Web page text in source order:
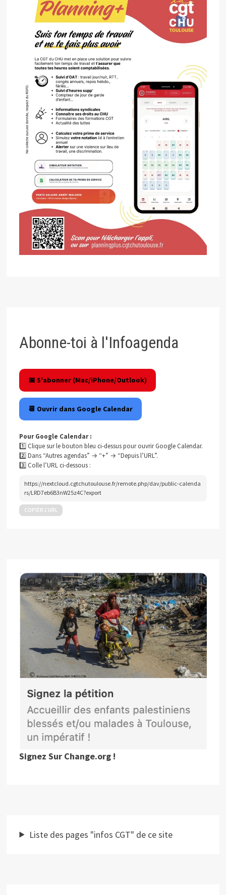
Abonne-toi à l'Infoagenda
📅 S'abonner (Mac/iPhone/Outlook)
📆 Ouvrir dans Google Calendar
Pour Google Calendar :
1️⃣ Clique sur le bouton bleu ci-dessus pour ouvrir Google Calendar.
2️⃣ Dans “Autres agendas” → “+” → “Depuis l’URL”.
3️⃣ Colle l’URL ci-dessous :
https://nextcloud.cgtchutoulouse.fr/remote.php/dav/public-calenda
rs/LRD7eb6B3nW25z4C?export
COPIER L’URL
Signez Sur Change.org !
Liste des pages "infos CGT" de ce site